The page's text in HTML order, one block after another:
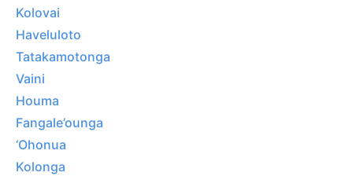
Kolovai
Haveluloto
Tatakamotonga
Vaini
Houma
Fangale’ounga
‘Ohonua
Kolonga